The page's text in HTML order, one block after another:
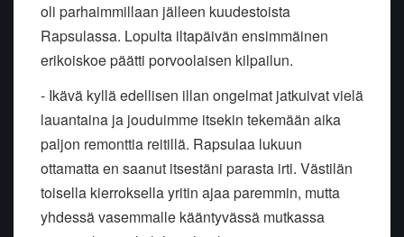
oli parhaimmillaan jälleen kuudestoista
Rapsulassa. Lopulta iltapäivän ensimmäinen
erikoiskoe päätti porvoolaisen kilpailun.
- Ikävä kyllä edellisen illan ongelmat jatkuivat vielä
lauantaina ja jouduimme itsekin tekemään aika
paljon remonttia reitillä. Rapsulaa lukuun
ottamatta en saanut itsestäni parasta irti. Västilän
toisella kierroksella yritin ajaa paremmin, mutta
yhdessä vasemmalle kääntyvässä mutkassa